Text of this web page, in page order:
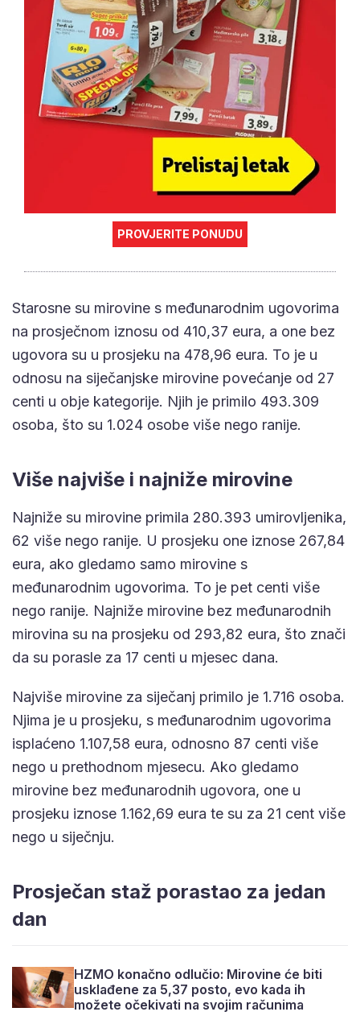
PROVJERITE PONUDU
Starosne su mirovine s međunarodnim ugovorima
na prosječnom iznosu od 410,37 eura, a one bez
ugovora su u prosjeku na 478,96 eura. To je u
odnosu na siječanjske mirovine povećanje od 27
centi u obje kategorije. Njih je primilo 493.309
osoba, što su 1.024 osobe više nego ranije.
Više najviše i najniže mirovine
Najniže su mirovine primila 280.393 umirovljenika,
62 više nego ranije. U prosjeku one iznose 267,84
eura, ako gledamo samo mirovine s
međunarodnim ugovorima. To je pet centi više
nego ranije. Najniže mirovine bez međunarodnih
mirovina su na prosjeku od 293,82 eura, što znači
da su porasle za 17 centi u mjesec dana.
Najviše mirovine za siječanj primilo je 1.716 osoba.
Njima je u prosjeku, s međunarodnim ugovorima
isplaćeno 1.107,58 eura, odnosno 87 centi više
nego u prethodnom mjesecu. Ako gledamo
mirovine bez međunarodnih ugovora, one u
prosjeku iznose 1.162,69 eura te su za 21 cent više
nego u siječnju.
Prosječan staž porastao za jedan
dan
HZMO konačno odlučio: Mirovine će biti
usklađene za 5,37 posto, evo kada ih
možete očekivati na svojim računima